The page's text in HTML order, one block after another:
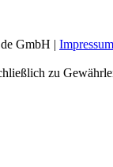
GmbH | Impressum
zu